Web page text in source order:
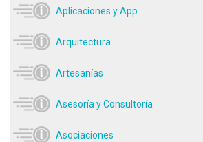
Aplicaciones y App
Arquitectura
Artesanías
Asesoría y Consultoría
Asociaciones